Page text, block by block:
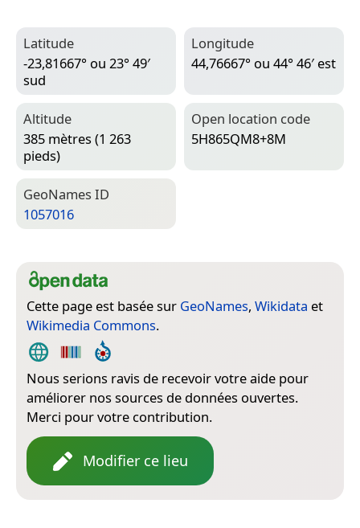
Latitude
-23,81667° ou 23° 49′
sud
Longitude
44,76667° ou 44° 46′ est
Altitude
385 mètres (1 263
pieds)
Open location code
5H865QM8+8M
Geo­Names ID
1057016
Cette page est basée sur GeoNames, Wikidata et
Wikimedia Commons.
Nous serions ravis de recevoir votre aide pour
améliorer nos sources de données ouvertes.
Merci pour votre contribution.
Modifier ce lieu